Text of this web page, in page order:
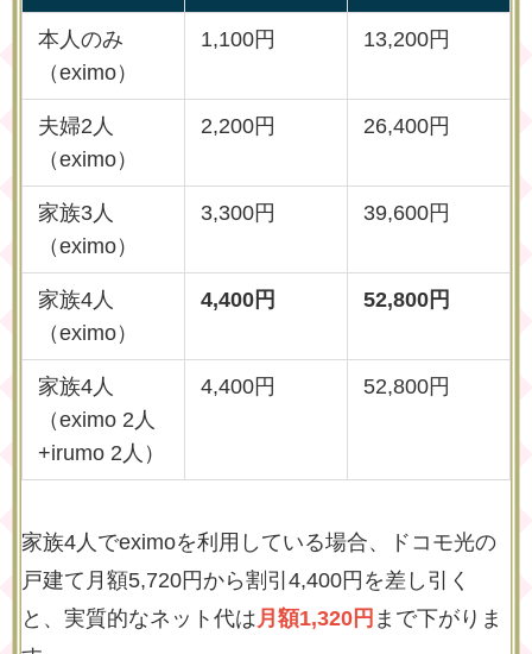
本人のみ
（eximo）
1,100円 13,200円
夫婦2人
（eximo）
2,200円 26,400円
家族3人
（eximo）
3,300円 39,600円
家族4人
（eximo）
4,400円 52,800円
家族4人
（eximo 2人
+irumo 2人）
4,400円 52,800円
家族4人でeximoを利用している場合、ドコモ光の
戸建て月額5,720円から割引4,400円を差し引く
と、実質的なネット代は 月額1,320円 まで下がりま